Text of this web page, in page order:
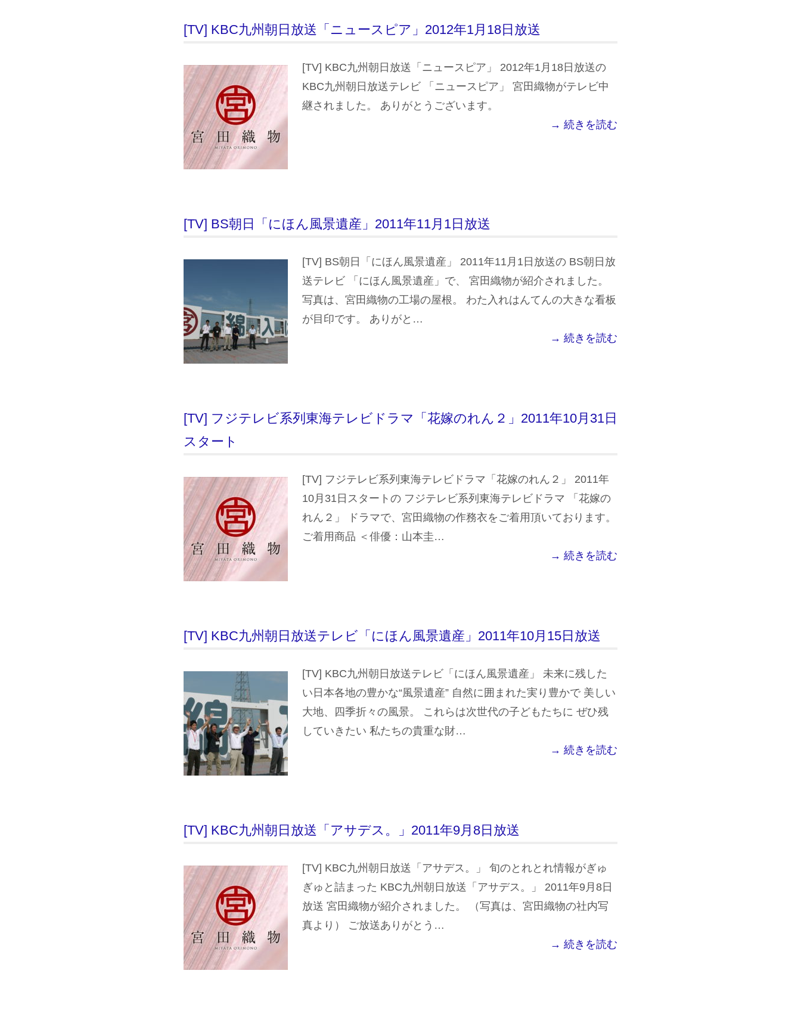
[TV] KBC九州朝日放送「ニュースピア」2012年1月18日放送
[TV] KBC九州朝日放送「ニュースピア」 2012年1月18日放送の
KBC九州朝日放送テレビ 「ニュースピア」 宮田織物がテレビ中
継されました。 ありがとうございます。
→ 続きを読む
[TV] BS朝日「にほん風景遺産」2011年11月1日放送
[TV] BS朝日「にほん風景遺産」 2011年11月1日放送の BS朝日放
送テレビ 「にほん風景遺産」で、 宮田織物が紹介されました。
写真は、宮田織物の工場の屋根。 わた入れはんてんの大きな看板
が目印です。 ありがと…
→ 続きを読む
[TV] フジテレビ系列東海テレビドラマ「花嫁のれん２」2011年10月31日
スタート
[TV] フジテレビ系列東海テレビドラマ「花嫁のれん２」 2011年
10月31日スタートの フジテレビ系列東海テレビドラマ 「花嫁の
れん２」 ドラマで、宮田織物の作務衣をご着用頂いております。
ご着用商品 ＜俳優：山本圭…
→ 続きを読む
[TV] KBC九州朝日放送テレビ「にほん風景遺産」2011年10月15日放送
[TV] KBC九州朝日放送テレビ「にほん風景遺産」 未来に残した
い日本各地の豊かな“風景遺産” 自然に囲まれた実り豊かで 美しい
大地、四季折々の風景。 これらは次世代の子どもたちに ぜひ残
していきたい 私たちの貴重な財…
→ 続きを読む
[TV] KBC九州朝日放送「アサデス。」2011年9月8日放送
[TV] KBC九州朝日放送「アサデス。」 旬のとれとれ情報がぎゅ
ぎゅと詰まった KBC九州朝日放送「アサデス。」 2011年9月8日
放送 宮田織物が紹介されました。 （写真は、宮田織物の社内写
真より） ご放送ありがとう…
→ 続きを読む